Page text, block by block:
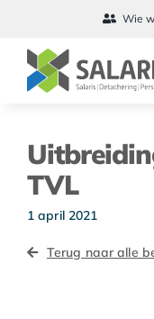
inhoud
Wie
TVL
1 april 2021
Terug naar alle